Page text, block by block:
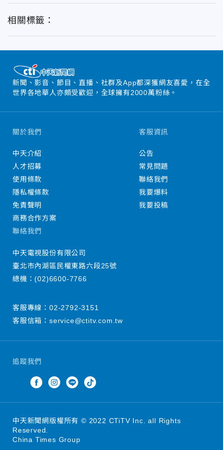
相關標籤：
新聞、影音、節目、直播、社群及App都深獲網友喜愛，在全
世界各地華人亦頗受歡迎，全球擁有2000萬粉絲。
追蹤我們
關於我們
中天介紹
人才招募
使用條款
隱私權條款
免責聲明
商務合作方案
客服資訊
公告
常見問題
聯絡我們
我要爆料
我要投稿
聯絡我們
中天電視股份有限公司
臺北市內湖區民權東路六段25號
總機：(02)6600-7766
客服專線： 02-2792-3151
客服信箱： service@ctitv.com.tw
中天新聞網版權所有 © 2022 CTiTV Inc. all Rights
Reserved.
China Times Group